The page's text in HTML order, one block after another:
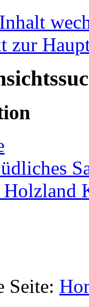
zur
Holzland
Seite: